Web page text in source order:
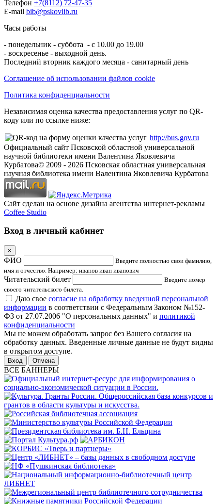
Телефон +7(8112) 72-47-35
E-mail bib@pskovlib.ru
Часы работы
- понедельник - суббота - с 10.00 до 19.00
- воскресенье - выходной день.
Последний вторник каждого месяца - санитарный день
Соглашение об использовании файлов cookie
Политика конфиденциальности
Независимая оценка качества предоставления услуг по QR-
коду или по ссылке ниже:
http://bus.gov.ru
Официальный сайт Псковской областной универсальной
научной библиотеки имени Валентина Яковлевича
Курбатова© 2009 - 2026 Псковская областная универсальная
научная библиотека имени Валентина Яковлевича Курбатова
Сайт сделан на основе дизайна агентства интернет-рекламы
Coffee Studio
Вход в личный кабинет
×
ФИО
Введите полностью свои фамилию,
имя и отчество. Например: иванов иван иванович
Читательский билет
Введите номер
своего читательского билета.
Даю свое согласие на обработку введенной персональной
информации в соответствии с Федеральным Законом №152-
ФЗ от 27.07.2006 "О персональных данных" и политикой
конфиденциальности
Мы не можем обработать запрос без Вашего согласия на
обработку данных. Введенные личные данные не будут видны
в открытом доступе.
Отмена
ВСЕ БАННЕРЫ